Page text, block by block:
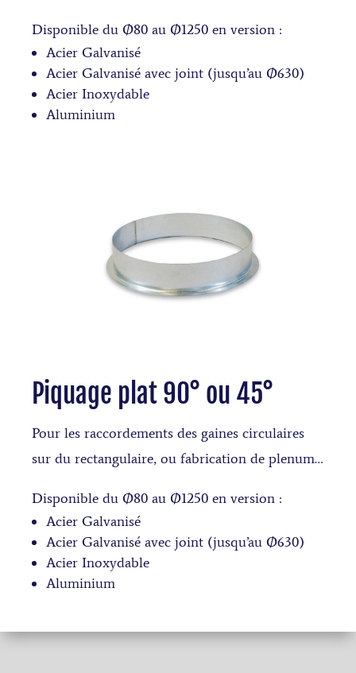
Disponible du Ø80 au Ø1250 en version :
Acier Galvanisé
Acier Galvanisé avec joint (jusqu’au Ø630)
Acier Inoxydable
Aluminium
Piquage plat 90° ou 45°
Pour les raccordements des gaines circulaires
sur du rectangulaire, ou fabrication de plenum…
Disponible du Ø80 au Ø1250 en version :
Acier Galvanisé
Acier Galvanisé avec joint (jusqu’au Ø630)
Acier Inoxydable
Aluminium